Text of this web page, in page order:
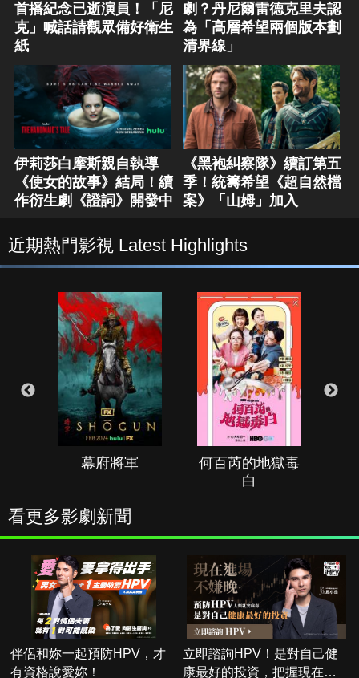
首播紀念已逝演員！「尼
克」喊話請觀眾備好衛生
紙
劇？丹尼爾雷德克里夫認
為「高層希望兩個版本劃
清界線」
伊莉莎白摩斯親自執導
《使女的故事》結局！續
作衍生劇《證詞》開發中
《黑袍糾察隊》續訂第五
季！統籌希望《超自然檔
案》「山姆」加入
近期熱門影視 Latest Highlights
幕府將軍
何百芮的地獄毒
白
看更多影劇新聞
伴侶和妳一起預防HPV，才
有資格說愛妳！
立即諮詢HPV！是對自己健
康最好的投資，把握現在不